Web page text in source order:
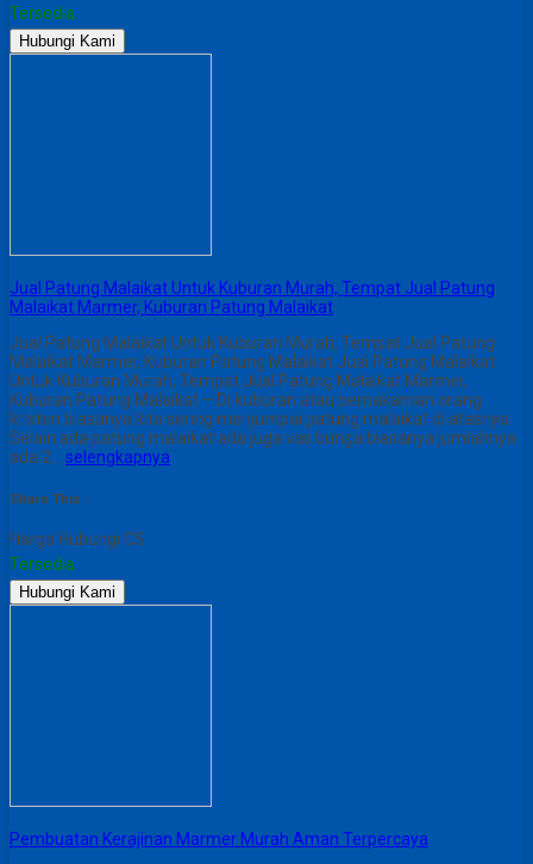
Tersedia
Hubungi Kami
Jual Patung Malaikat Untuk Kuburan Murah, Tempat Jual Patung
Malaikat Marmer, Kuburan Patung Malaikat
Jual Patung Malaikat Untuk Kuburan Murah, Tempat Jual Patung
Malaikat Marmer, Kuburan Patung Malaikat Jual Patung Malaikat
Untuk Kuburan Murah, Tempat Jual Patung Malaikat Marmer,
Kuburan Patung Malaikat – Di kuburan atau pemakaman orang
kristen biasanya kita sering menjumpai patung malaikat di atasnya.
Selain ada patung malaikat ada juga vas bunga biasanya jumlahnya
ada 2… selengkapnya
Share This :
Harga Hubungi CS
Tersedia
Hubungi Kami
Pembuatan Kerajinan Marmer Murah Aman Terpercaya